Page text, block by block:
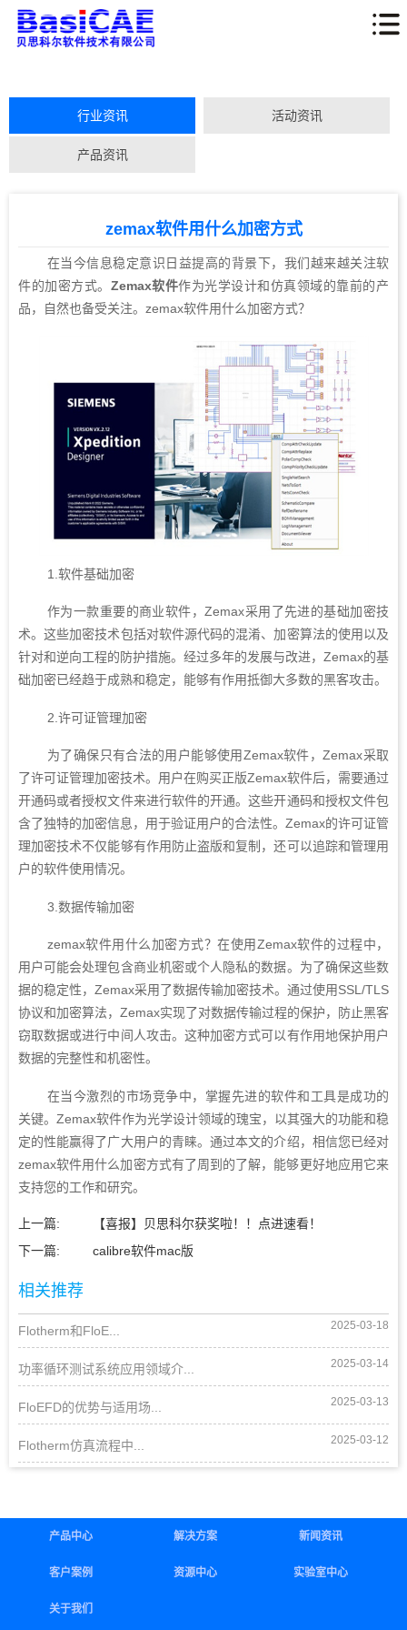
行业资讯 活动资讯
产品资讯
zemax软件用什么加密方式
在当今信息稳定意识日益提高的背景下，我们越来越关注软
件的加密方式。 Zemax软件作为光学设计和仿真领域的靠前的产
品，自然也备受关注。zemax软件用什么加密方式？
1.软件基础加密
作为一款重要的商业软件，Zemax采用了先进的基础加密技
术。这些加密技术包括对软件源代码的混淆、加密算法的使用以及
针对和逆向工程的防护措施。经过多年的发展与改进，Zemax的基
础加密已经趋于成熟和稳定，能够有作用抵御大多数的黑客攻击。
2.许可证管理加密
为了确保只有合法的用户能够使用Zemax软件，Zemax采取
了许可证管理加密技术。用户在购买正版Zemax软件后，需要通过
开通码或者授权文件来进行软件的开通。这些开通码和授权文件包
含了独特的加密信息，用于验证用户的合法性。Zemax的许可证管
理加密技术不仅能够有作用防止盗版和复制，还可以追踪和管理用
户的软件使用情况。
3.数据传输加密
zemax软件用什么加密方式？在使用Zemax软件的过程中，
用户可能会处理包含商业机密或个人隐私的数据。为了确保这些数
据的稳定性，Zemax采用了数据传输加密技术。通过使用SSL/TLS
协议和加密算法，Zemax实现了对数据传输过程的保护，防止黑客
窃取数据或进行中间人攻击。这种加密方式可以有作用地保护用户
数据的完整性和机密性。
在当今激烈的市场竞争中，掌握先进的软件和工具是成功的
关键。Zemax软件作为光学设计领域的瑰宝，以其强大的功能和稳
定的性能赢得了广大用户的青睐。通过本文的介绍，相信您已经对
zemax软件用什么加密方式有了周到的了解，能够更好地应用它来
支持您的工作和研究。
上一篇:
【喜报】贝思科尔获奖啦！！点进速看！
下一篇:
calibre软件mac版
相关推荐
Flotherm和FloE... 2025-03-18
功率循环测试系统应用领域介... 2025-03-14
FloEFD的优势与适用场... 2025-03-13
Flotherm仿真流程中... 2025-03-12
产品中心 解决方案 新闻资讯
客户案例 资源中心 实验室中心
关于我们